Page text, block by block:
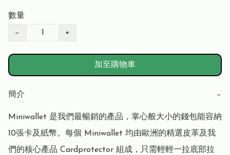
數量
− +
加至購物車
簡介 −
Miniwallet 是我們最暢銷的產品，掌心般大小的錢包能容納
10張卡及紙幣。每個 Miniwallet 均由歐洲的精選皮革及我
們的核心產品 Cardprotector 組成，只需輕輕一拉底部拉